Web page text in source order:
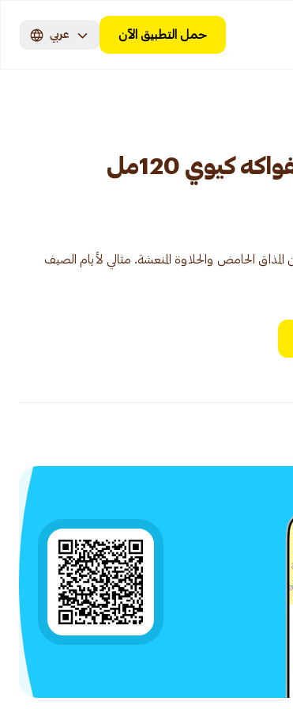
حمل التطبيق الآن عربي
كيوي 120مل
الحامض والحلاوة المنعشة. مثالي لأيام الصيف